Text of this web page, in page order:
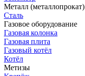
Металл (металлопрокат)
Сталь
Газовое оборудование
Газовая колонка
Газовая плита
Газовый котёл
Котёл
Метизы